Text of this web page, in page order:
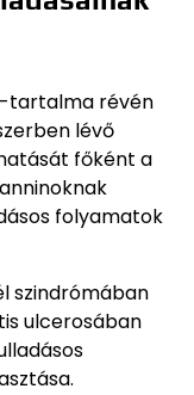
tartalma révén
lévő
főként a
folyamatok
szindrómában
ulcerosában